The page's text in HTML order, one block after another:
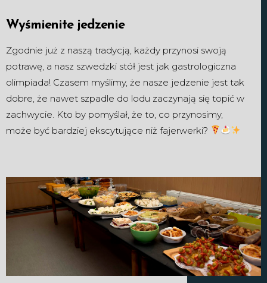
Wyśmienite jedzenie
Zgodnie już z naszą tradycją, każdy przynosi swoją
potrawę, a nasz szwedzki stół jest jak gastrologiczna
olimpiada! Czasem myślimy, że nasze jedzenie jest tak
dobre, że nawet szpadle do lodu zaczynają się topić w
zachwycie. Kto by pomyślał, że to, co przynosimy,
może być bardziej ekscytujące niż fajerwerki?